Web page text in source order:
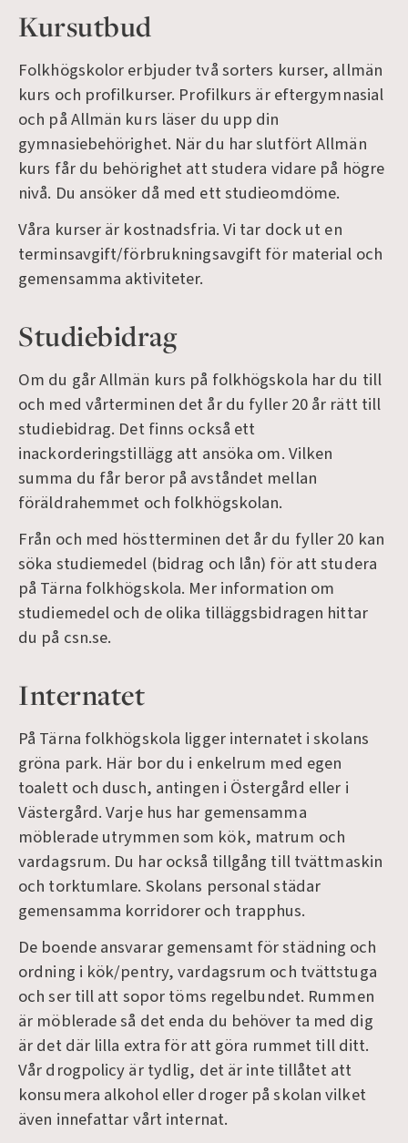
Kursutbud
Folkhögskolor erbjuder två sorters kurser, allmän
kurs och profilkurser. Profilkurs är eftergymnasial
och på Allmän kurs läser du upp din
gymnasiebehörighet. När du har slutfört Allmän
kurs får du behörighet att studera vidare på högre
nivå. Du ansöker då med ett studieomdöme.
Våra kurser är kostnadsfria. Vi tar dock ut en
terminsavgift/förbrukningsavgift för material och
gemensamma aktiviteter.
Studiebidrag
Om du går Allmän kurs på folkhögskola har du till
och med vårterminen det år du fyller 20 år rätt till
studiebidrag. Det finns också ett
inackorderingstillägg att ansöka om. Vilken
summa du får beror på avståndet mellan
föräldrahemmet och folkhögskolan.
Från och med höstterminen det år du fyller 20 kan
söka studiemedel (bidrag och lån) för att studera
på Tärna folkhögskola. Mer information om
studiemedel och de olika tilläggsbidragen hittar
du på csn.se.
Internatet
På Tärna folkhögskola ligger internatet i skolans
gröna park. Här bor du i enkelrum med egen
toalett och dusch, antingen i Östergård eller i
Västergård. Varje hus har gemensamma
möblerade utrymmen som kök, matrum och
vardagsrum. Du har också tillgång till tvättmaskin
och torktumlare. Skolans personal städar
gemensamma korridorer och trapphus.
De boende ansvarar gemensamt för städning och
ordning i kök/pentry, vardagsrum och tvättstuga
och ser till att sopor töms regelbundet. Rummen
är möblerade så det enda du behöver ta med dig
är det där lilla extra för att göra rummet till ditt.
Vår drogpolicy är tydlig, det är inte tillåtet att
konsumera alkohol eller droger på skolan vilket
även innefattar vårt internat.